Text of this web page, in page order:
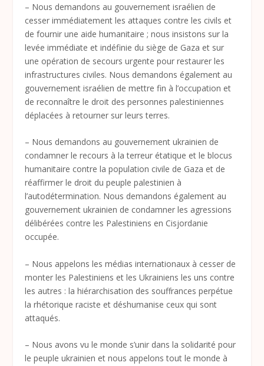
– Nous demandons au gouvernement israélien de
cesser immédiatement les attaques contre les civils et
de fournir une aide humanitaire ; nous insistons sur la
levée immédiate et indéfinie du siège de Gaza et sur
une opération de secours urgente pour restaurer les
infrastructures civiles. Nous demandons également au
gouvernement israélien de mettre fin à l’occupation et
de reconnaître le droit des personnes palestiniennes
déplacées à retourner sur leurs terres.
– Nous demandons au gouvernement ukrainien de
condamner le recours à la terreur étatique et le blocus
humanitaire contre la population civile de Gaza et de
réaffirmer le droit du peuple palestinien à
l’autodétermination. Nous demandons également au
gouvernement ukrainien de condamner les agressions
délibérées contre les Palestiniens en Cisjordanie
occupée.
– Nous appelons les médias internationaux à cesser de
monter les Palestiniens et les Ukrainiens les uns contre
les autres : la hiérarchisation des souffrances perpétue
la rhétorique raciste et déshumanise ceux qui sont
attaqués.
– Nous avons vu le monde s’unir dans la solidarité pour
le peuple ukrainien et nous appelons tout le monde à